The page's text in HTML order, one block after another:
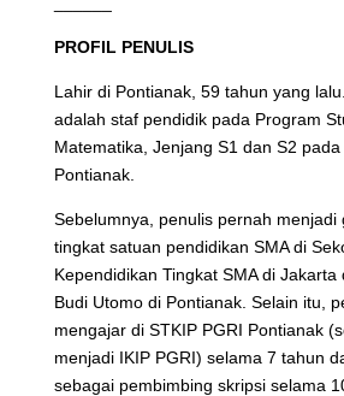
PROFIL PENULIS
Lahir di Pontianak, 59 tahun yang
adalah staf pendidik pada Program
Matematika, Jenjang S1 dan S2
Pontianak.
Sebelumnya, penulis pernah menjadi
tingkat satuan pendidikan SMA di
Kependidikan Tingkat SMA di Jakarta
Budi Utomo di Pontianak. Selain itu,
mengajar di STKIP PGRI Pontianak
menjadi IKIP PGRI) selama 7 tahun
sebagai pembimbing skripsi selama